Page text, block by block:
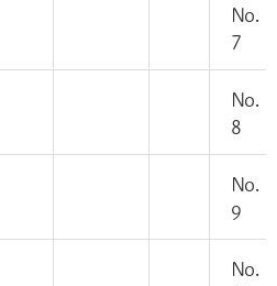
No.
7
No.
8
No.
9
No.